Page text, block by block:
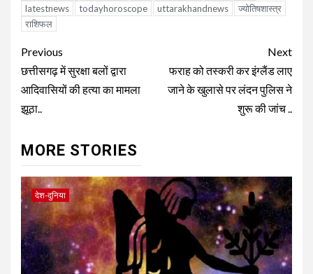
latestnews
todayhoroscope uttarakhandnews
ज्योतिषशास्त्र
राशिफल
Continue
Reading
Previous
छत्तीसगढ़ में सुरक्षा बलों द्वारा
आदिवासियों की हत्या का मामला
झूठा..
Next
फराह को तस्करी कर इंग्लैंड लाए
जाने के खुलासे पर लंदन पुलिस ने
शुरू की जांच ..
MORE STORIES
देश-दुनिया